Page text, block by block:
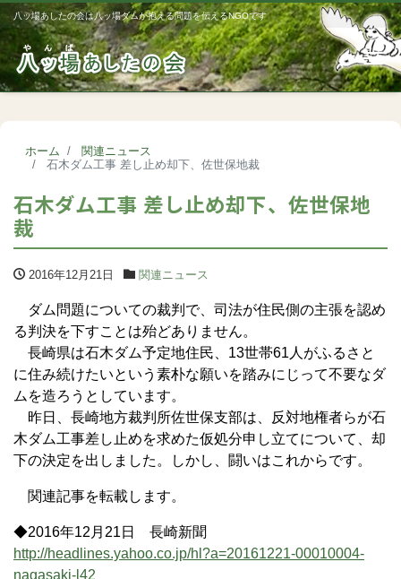
八ッ場あしたの会は八ッ場ダムが抱える問題を伝えるNGOです
ホーム
関連ニュース
石木ダム工事 差し止め却下、佐世保地裁
石木ダム工事 差し止め却下、佐世保地
裁
2016年12月21日 関連ニュース
ダム問題についての裁判で、司法が住民側の主張を認め
る判決を下すことは殆どありません。
長崎県は石木ダム予定地住民、13世帯61人がふるさと
に住み続けたいという素朴な願いを踏みにじって不要なダ
ムを造ろうとしています。
昨日、長崎地方裁判所佐世保支部は、反対地権者らが石
木ダム工事差し止めを求めた仮処分申し立てについて、却
下の決定を出しました。しかし、闘いはこれからです。
関連記事を転載します。
◆2016年12月21日 長崎新聞
http://headlines.yahoo.co.jp/hl?a=20161221-00010004-
nagasaki-l42